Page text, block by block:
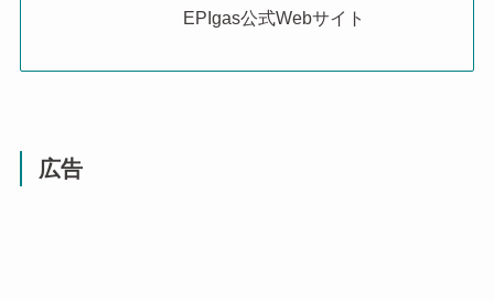
EPIgas公式Webサイト
広告